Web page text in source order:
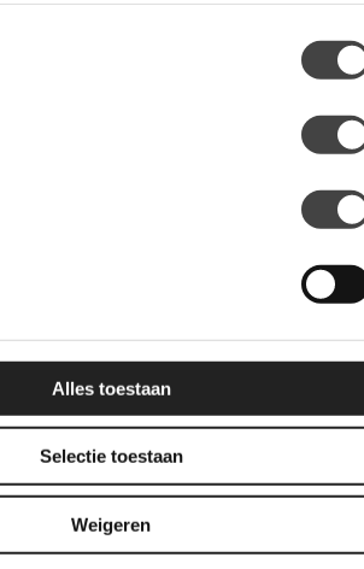
Alles toestaan
Selectie toestaan
Weigeren
randjes of belletjes.
contact een prettig gevoel.
beloofd. Alles strak
contact een prettig gevoel.
geen haast en het resultaat
beloofd. Alles strak